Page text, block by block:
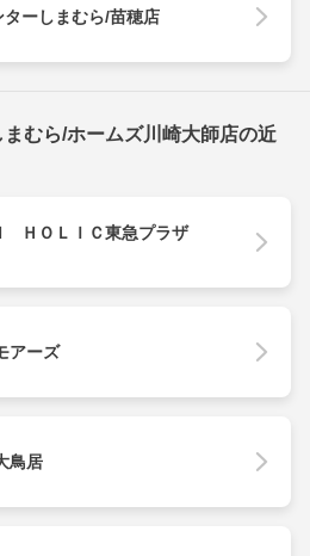
ーしまむら/苗穂店
むら/ホームズ川崎大師店の近
ＨＯＬＩＣ東急プラザ
アーズ
鳥居